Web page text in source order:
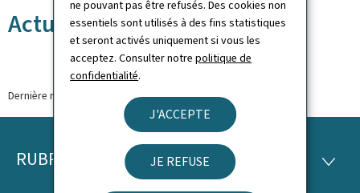
ne pouvant pas être refusés. Des cookies non
essentiels sont utilisés à des fins statistiques
et seront activés uniquement si vous les
acceptez. Consulter notrepolitique de
confidentialité.
J'ACCEPTE
JE REFUSE
Actualités
Dernière modification le 30.03.2026
Pied
RUBRIQUES